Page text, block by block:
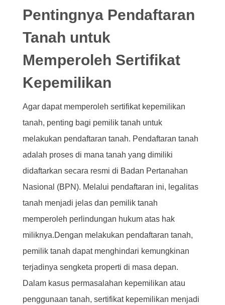
Pentingnya Pendaftaran
Tanah untuk
Memperoleh Sertifikat
Kepemilikan
Agar dapat memperoleh sertifikat kepemilikan
tanah, penting bagi pemilik tanah untuk
melakukan pendaftaran tanah. Pendaftaran tanah
adalah proses di mana tanah yang dimiliki
didaftarkan secara resmi di Badan Pertanahan
Nasional (BPN). Melalui pendaftaran ini, legalitas
tanah menjadi jelas dan pemilik tanah
memperoleh perlindungan hukum atas hak
miliknya.Dengan melakukan pendaftaran tanah,
pemilik tanah dapat menghindari kemungkinan
terjadinya sengketa properti di masa depan.
Dalam kasus permasalahan kepemilikan atau
penggunaan tanah, sertifikat kepemilikan menjadi